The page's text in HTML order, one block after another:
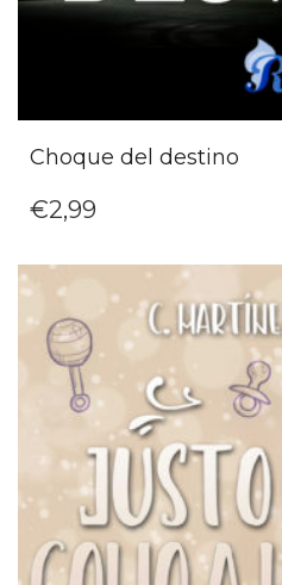
Choque del destino
€2,99